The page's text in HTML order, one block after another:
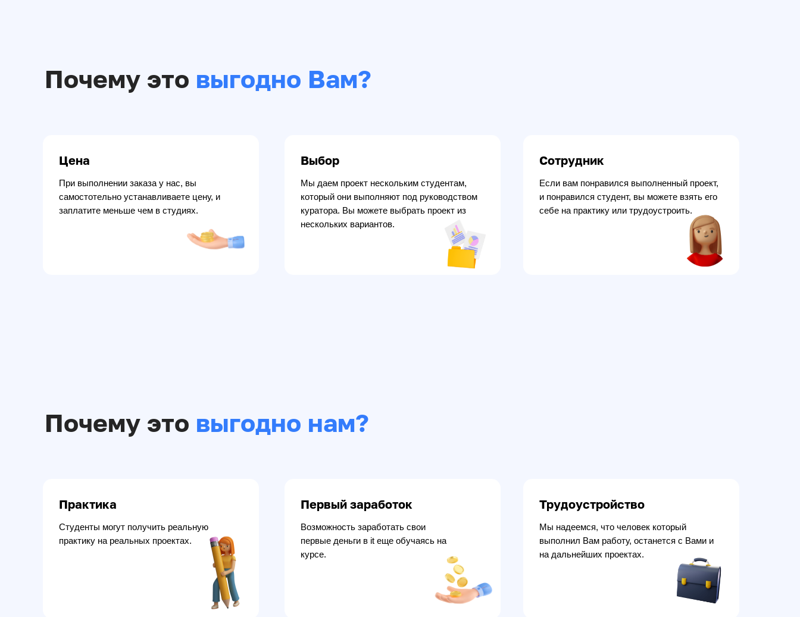
Цена
При выполнении заказа у нас, вы
самостотельно устанавливаете цену, и
заплатите меньше чем в студиях.
Выбор
Мы даем проект нескольким студентам,
который они выполняют под руководством
куратора. Вы можете выбрать проект из
нескольких вариантов.
Сотрудник
Если вам понравился выполненный проект,
и понравился студент, вы можете взять его
себе на практику или трудоустроить.
Почему это выгодно Вам?
Почему это выгодно нам?
Практика
Студенты могут получить реальную
практику на реальных проектах.
Первый заработок
Возможность заработать свои
первые деньги в it еще обучаясь на
курсе.
Трудоустройство
Мы надеемся, что человек который
выполнил Вам работу, останется с Вами и
на дальнейших проектах.